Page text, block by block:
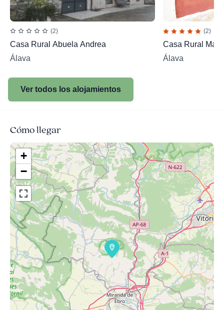
(2)
Casa Rural Abuela Andrea
Álava
(2)
Casa Rural
Álava
Ver todos los alojamientos
Cómo llegar
+
−